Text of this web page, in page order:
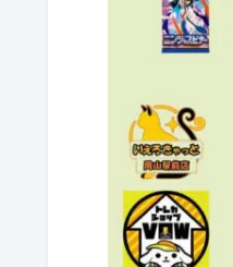
【
【